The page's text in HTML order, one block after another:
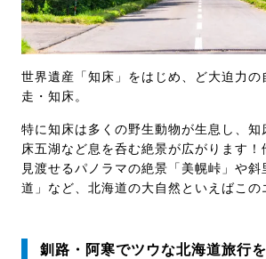
世界遺産「知床」をはじめ、ど大迫力の
走・知床。
特に知床は多くの野生動物が生息し、知
床五湖など息を呑む絶景が広がります！
見渡せるパノラマの絶景「美幌峠」や斜
道」など、北海道の大自然といえばこの
釧路・阿寒でツウな北海道旅行